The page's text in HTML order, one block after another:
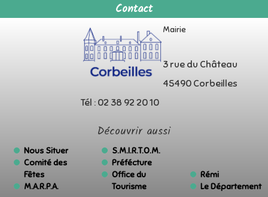
Contact
Mairie
3 rue du Château
45490 Corbeilles
Tél : 02 38 92 20 10
Découvrir aussi
Nous Situer
Comité des
Fêtes
M.A.R.P.A.
S.M.I.R.T.O.M.
Préfécture
Office du
Tourisme
Rémi
Le Département